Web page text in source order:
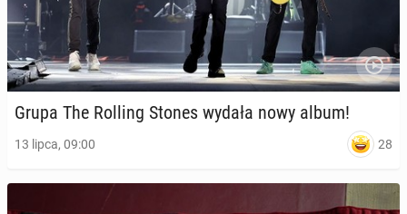
Grupa The Rolling Stones wydała nowy album!
13 lipca, 09:00 28